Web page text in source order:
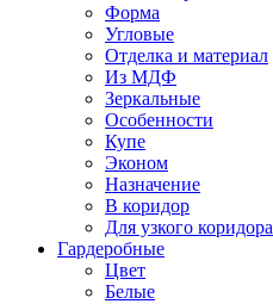
Форма
Угловые
Отделка и материал
Из МДФ
Зеркальные
Особенности
Купе
Эконом
Назначение
В коридор
Для узкого коридора
Гардеробные
Цвет
Белые